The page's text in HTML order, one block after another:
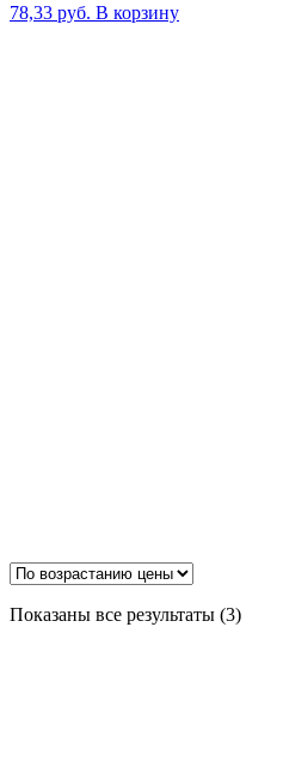
78,33 руб. В корзину
Показаны все результаты (3)Цены: